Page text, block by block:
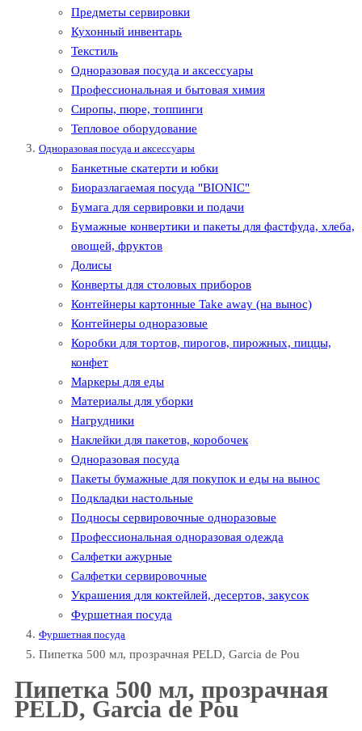
Предметы сервировки
Кухонный инвентарь
Текстиль
Одноразовая посуда и аксессуары
Профессиональная и бытовая химия
Сиропы, пюре, топпинги
Тепловое оборудование
Одноразовая посуда и аксессуары
Банкетные скатерти и юбки
Биоразлагаемая посуда "BIONIC"
Бумага для сервировки и подачи
Бумажные конвертики и пакеты для фастфуда, хлеба,
овощей, фруктов
Долисы
Конверты для столовых приборов
Контейнеры картонные Take away (на вынос)
Контейнеры одноразовые
Коробки для тортов, пирогов, пирожных, пиццы,
конфет
Маркеры для еды
Материалы для уборки
Нагрудники
Наклейки для пакетов, коробочек
Одноразовая посуда
Пакеты бумажные для покупок и еды на вынос
Подкладки настольные
Подносы сервировочные одноразовые
Профессиональная одноразовая одежда
Салфетки ажурные
Салфетки сервировочные
Украшения для коктейлей, десертов, закусок
Фуршетная посуда
Фуршетная посуда
Пипетка 500 мл, прозрачная PELD, Garcia de Pou
Пипетка 500 мл, прозрачная
PELD, Garcia de Pou